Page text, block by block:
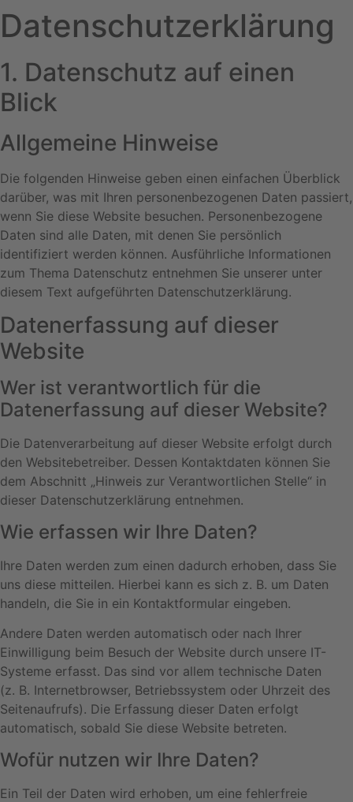
Datenschutz­erklärung
1. Datenschutz auf einen
Blick
Allgemeine Hinweise
Die folgenden Hinweise geben einen einfachen Überblick
darüber, was mit Ihren personenbezogenen Daten passiert,
wenn Sie diese Website besuchen. Personenbezogene
Daten sind alle Daten, mit denen Sie persönlich
identifiziert werden können. Ausführliche Informationen
zum Thema Datenschutz entnehmen Sie unserer unter
diesem Text aufgeführten Datenschutzerklärung.
Datenerfassung auf dieser
Website
Wer ist verantwortlich für die
Datenerfassung auf dieser Website?
Die Datenverarbeitung auf dieser Website erfolgt durch
den Websitebetreiber. Dessen Kontaktdaten können Sie
dem Abschnitt „Hinweis zur Verantwortlichen Stelle“ in
dieser Datenschutzerklärung entnehmen.
Wie erfassen wir Ihre Daten?
Ihre Daten werden zum einen dadurch erhoben, dass Sie
uns diese mitteilen. Hierbei kann es sich z. B. um Daten
handeln, die Sie in ein Kontaktformular eingeben.
Andere Daten werden automatisch oder nach Ihrer
Einwilligung beim Besuch der Website durch unsere IT-
Systeme erfasst. Das sind vor allem technische Daten
(z. B. Internetbrowser, Betriebssystem oder Uhrzeit des
Seitenaufrufs). Die Erfassung dieser Daten erfolgt
automatisch, sobald Sie diese Website betreten.
Wofür nutzen wir Ihre Daten?
Ein Teil der Daten wird erhoben, um eine fehlerfreie